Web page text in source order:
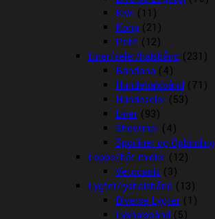
Kiwi (11)
Kong (21)
Petit (12)
Liner/seler/halsbånd (231)
Bandana (4)
Hundehalsbånd (71)
Hundeseler (53)
Liner (93)
Showliner (4)
Sporliner og Opbinding
Loppe/flåt midler (12)
Vetocanis (3)
Lygter/lyshalsbånd (13)
Diverse Lygter (1)
Lyshalsbånd (5)